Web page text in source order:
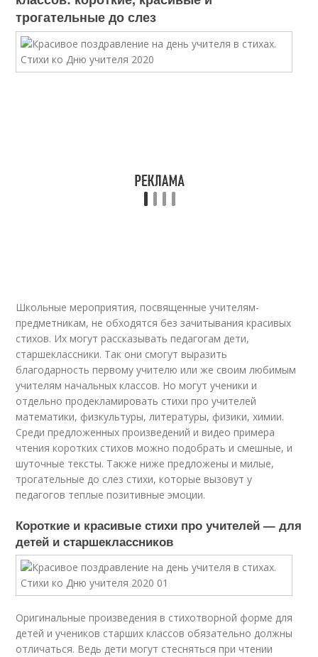
трогательные до слез
Школьные мероприятия, посвященные учителям-
предметникам, не обходятся без зачитывания красивых
стихов. Их могут рассказывать педагогам дети,
старшеклассники. Так они смогут выразить
благодарность первому учителю или же своим любимым
учителям начальных классов. Но могут ученики и
отдельно продекламировать стихи про учителей
математики, физкультуры, литературы, физики, химии.
Среди предложенных произведений ивидео примера
чтения коротких стихов можно подобрать и смешные, и
шуточные тексты. Также ниже предложены и милые,
трогательные до слез стихи, которые вызовут у
педагогов теплые позитивные эмоции.
Короткие и красивые стихи про учителей — для
детей и старшеклассников
Оригинальные произведения в стихотворной форме для
детей и учеников старших классов обязательно должны
отличаться. Ведь дети могут стесняться при чтении